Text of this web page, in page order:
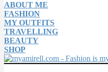
ABOUT ME
FASHION
MY OUTFITS
TRAVELLING
BEAUTY
SHOP